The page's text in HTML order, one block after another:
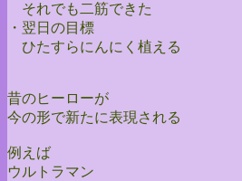
それでも二筋できた
・翌日の目標
ひたすらにんにく植える
昔のヒーローが
今の形で新たに表現される
例えば
ウルトラマン